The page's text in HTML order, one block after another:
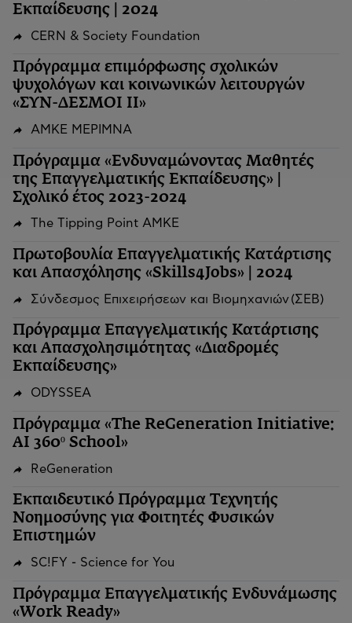
Εκπαίδευσης | 2024
CERN & Society Foundation
Πρόγραμμα επιμόρφωσης σχολικών
ψυχολόγων και κοινωνικών λειτουργών
«ΣΥΝ-ΔΕΣΜΟΙ ΙΙ»
ΑΜΚΕ ΜΕΡΙΜΝΑ
Πρόγραμμα «Ενδυναμώνοντας Μαθητές
της Επαγγελματικής Εκπαίδευσης» |
Σχολικό έτος 2023-2024
The Tipping Point ΑΜΚΕ
Πρωτοβουλία Επαγγελματικής Κατάρτισης
και Απασχόλησης «Skills4Jobs» | 2024
Σύνδεσμος Επιχειρήσεων και Βιομηχανιών (ΣΕΒ)
Πρόγραμμα Επαγγελματικής Κατάρτισης
και Απασχολησιμότητας «Διαδρομές
Εκπαίδευσης»
ODYSSEA
Πρόγραμμα «The ReGeneration Initiative:
AI 360º School»
ReGeneration
Εκπαιδευτικό Πρόγραμμα Τεχνητής
Νοημοσύνης για Φοιτητές Φυσικών
Επιστημών
SC!FY - Science for You
Πρόγραμμα Επαγγελματικής Ενδυνάμωσης
«Work Ready»